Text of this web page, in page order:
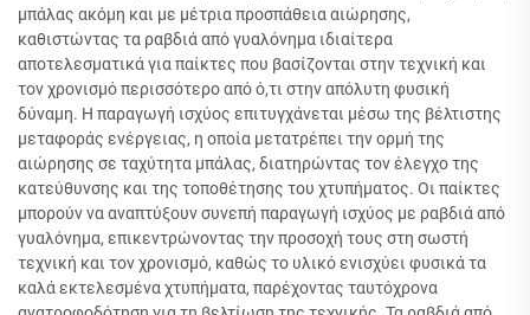
μπάλας ακόμη και με μέτρια προσπάθεια αιώρησης,
καθιστώντας τα ραβδιά από γυαλόνημα ιδιαίτερα
αποτελεσματικά για παίκτες που βασίζονται στην τεχνική και
τον χρονισμό περισσότερο από ό,τι στην απόλυτη φυσική
δύναμη. Η παραγωγή ισχύος επιτυγχάνεται μέσω της βέλτιστης
μεταφοράς ενέργειας, η οποία μετατρέπει την ορμή της
αιώρησης σε ταχύτητα μπάλας, διατηρώντας τον έλεγχο της
κατεύθυνσης και της τοποθέτησης του χτυπήματος. Οι παίκτες
μπορούν να αναπτύξουν συνεπή παραγωγή ισχύος με ραβδιά από
γυαλόνημα, επικεντρώνοντας την προσοχή τους στη σωστή
τεχνική και τον χρονισμό, καθώς το υλικό ενισχύει φυσικά τα
καλά εκτελεσμένα χτυπήματα, παρέχοντας ταυτόχρονα